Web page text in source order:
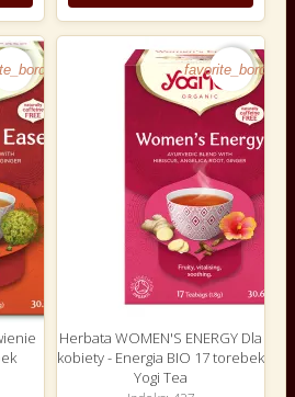
favorite_border
Herbata WOMEN'S ENERGY Dla
kobiety - Energia BIO 17 torebek
Yogi Tea